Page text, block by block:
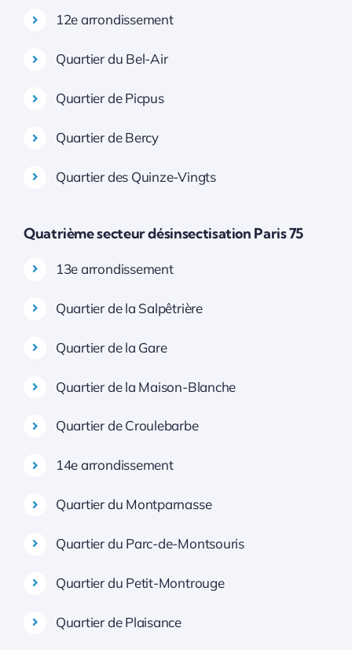
12e arrondissement
Quartier du Bel-Air
Quartier de Picpus
Quartier de Bercy
Quartier des Quinze-Vingts
Quatrième secteur désinsectisation Paris 75
13e arrondissement
Quartier de la Salpêtrière
Quartier de la Gare
Quartier de la Maison-Blanche
Quartier de Croulebarbe
14e arrondissement
Quartier du Montparnasse
Quartier du Parc-de-Montsouris
Quartier du Petit-Montrouge
Quartier de Plaisance